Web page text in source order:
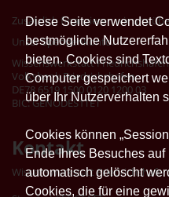
Diese Seite verwendet
bestmögliche
bieten. Cookies sind
Computer gespeichert
über Ihr Nutzerverhalten
Cookies können
Ende Ihres Besuches
automatisch gelöscht
Cookies, die für eine
Zusätzlich finanzieren wir uns
Unser Spendenkonto:
Wissenswerkstatt Friedrichshafen
Volksbank Friedrichshafen
DE78 6519 1500 0120 1200 03
BIC: GENODES1TET
Kontakt
Wissenswerkstatt Friedrichshafen